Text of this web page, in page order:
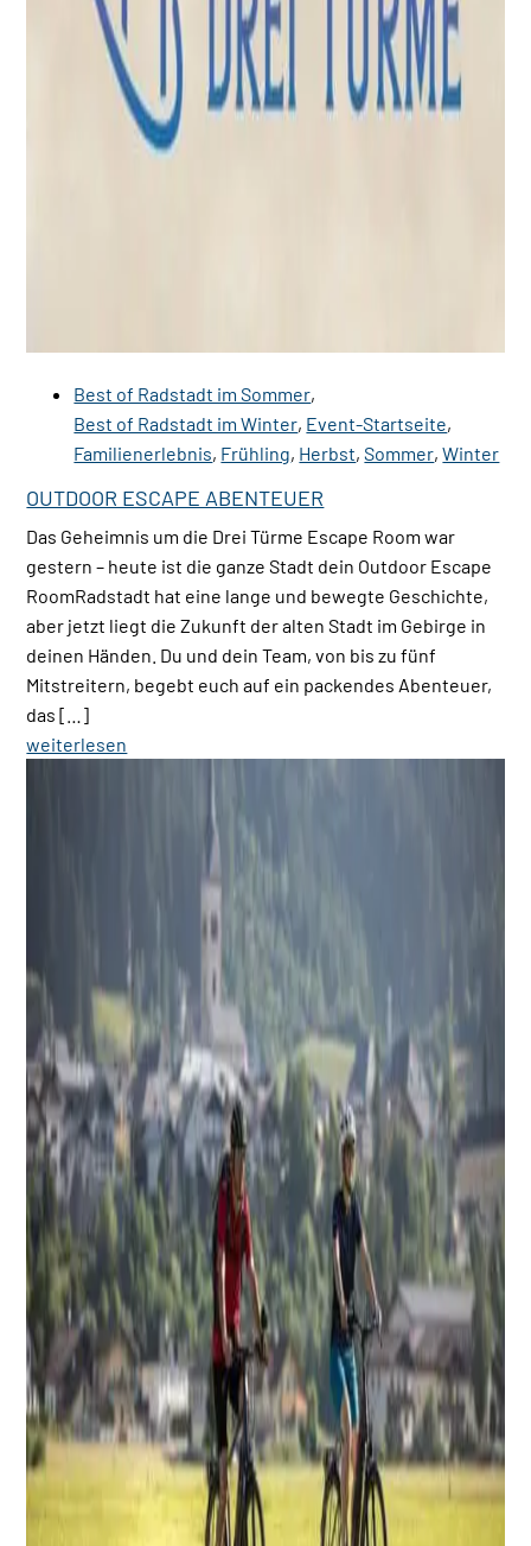
Best of Radstadt im Sommer,
Best of Radstadt im Winter, Event-Startseite,
Familienerlebnis, Frühling, Herbst,Sommer,Winter
OUTDOOR ESCAPE ABENTEUER
Das Geheimnis um die Drei Türme Escape Room war
gestern – heute ist die ganze Stadt dein Outdoor Escape
RoomRadstadt hat eine lange und bewegte Geschichte,
aber jetzt liegt die Zukunft der alten Stadt im Gebirge in
deinen Händen. Du und dein Team, von bis zu fünf
Mitstreitern, begebt euch auf ein packendes Abenteuer,
das […]
weiterlesen